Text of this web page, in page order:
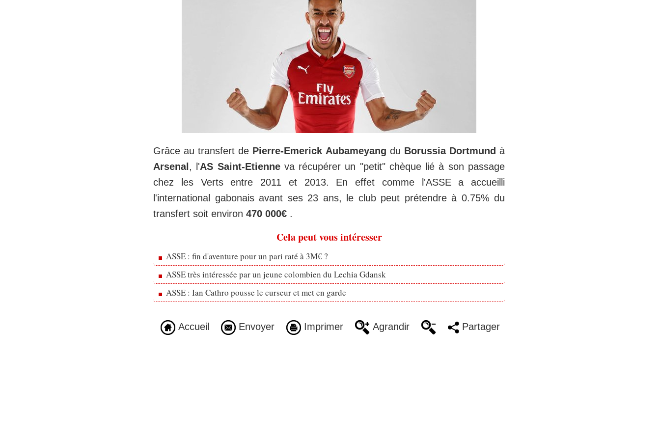
Grâce au transfert de Pierre-Emerick Aubameyang du Borussia Dortmund à
Arsenal , l'AS Saint-Etienneva récupérer un "petit" chèque lié à son passage
chez les Verts entre 2011 et 2013. En effet comme l'ASSE a accueilli
l'international gabonais avant ses 23 ans, le club peut prétendre à 0.75% du
transfert soit environ 470 000€ .
Cela peut vous intéresser
ASSE : fin d'aventure pour un pari raté à 3M€ ?
ASSE très intéressée par un jeune colombien du Lechia Gdansk
ASSE : Ian Cathro pousse le curseur et met en garde
Accueil Envoyer Imprimer Agrandir Partager